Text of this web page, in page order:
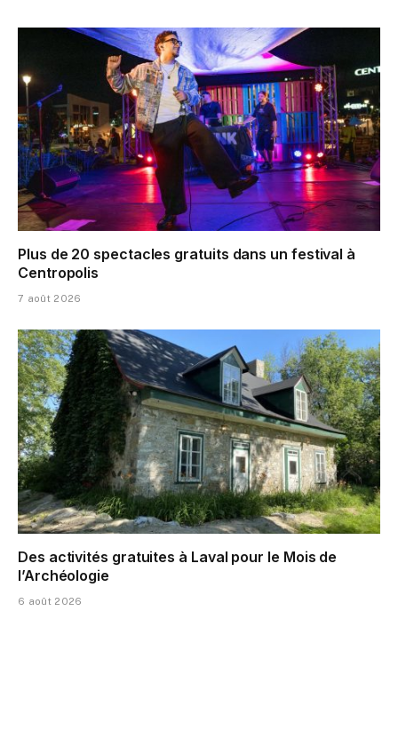
Plus de 20 spectacles gratuits dans un festival à
Centropolis
7 août 2026
Des activités gratuites à Laval pour le Mois de
l’Archéologie
6 août 2026